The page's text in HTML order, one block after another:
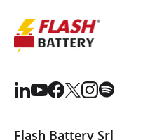
Flash Battery Srl